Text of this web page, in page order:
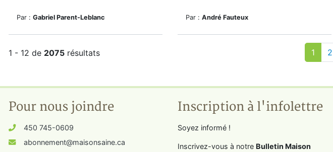
Par : Gabriel Parent-Leblanc Par : André Fauteux
1 - 12 de 2075 résultats 1 2
Pour nous joindre
450 745-0609
abonnement@maisonsaine.ca
Inscription à l'infolettre
Soyez informé !
Inscrivez-vous à notre Bulletin Maison